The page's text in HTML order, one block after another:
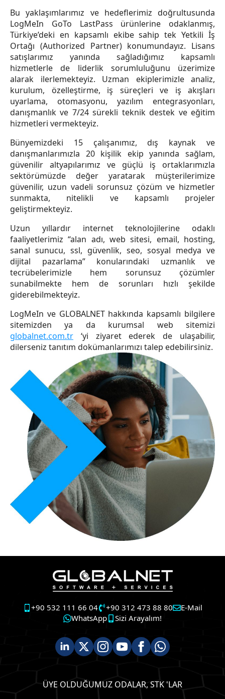
Bu yaklaşımlarımız ve hedeflerimiz doğrultusunda
LogMeIn GoTo LastPass ürünlerine odaklanmış,
Türkiye’deki en kapsamlı ekibe sahip tek Yetkili İş
Ortağı (Authorized Partner) konumundayız. Lisans
satışlarımız yanında sağladığımız kapsamlı
hizmetlerle de liderlik sorumluluğunu üzerimize
alarak ilerlemekteyiz. Uzman ekiplerimizle analiz,
kurulum, özelleştirme, iş süreçleri ve iş akışları
uyarlama, otomasyonu, yazılım entegrasyonları,
danışmanlık ve 7/24 sürekli teknik destek ve eğitim
hizmetleri vermekteyiz.
Bünyemizdeki 15 çalışanımız, dış kaynak ve
danışmanlarımızla 20 kişilik ekip yanında sağlam,
güvenilir altyapılarımız ve güçlü iş ortaklarımızla
sektörümüzde değer yaratarak müşterilerimize
güvenilir, uzun vadeli sorunsuz çözüm ve hizmetler
sunmakta, nitelikli ve kapsamlı projeler
geliştirmekteyiz.
Uzun yıllardır internet teknolojilerine odaklı
faaliyetlerimiz “alan adı, web sitesi, email, hosting,
sanal sunucu, ssl, güvenlik, seo, sosyal medya ve
dijital pazarlama” konularındaki uzmanlık ve
tecrübelerimizle hem sorunsuz çözümler
sunabilmekte hem de sorunları hızlı şekilde
giderebilmekteyiz.
LogMeIn ve GLOBALNET hakkında kapsamlı bilgilere
sitemizden ya da kurumsal web sitemizi
globalnet.com.tr ‘yi ziyaret ederek de ulaşabilir,
dilerseniz tanıtım dokümanlarımızı talep edebilirsiniz.
+90 532 111 66 04 +90 312 473 88 80
E-Mail
WhatsApp
Sizi Arayalım!
ÜYE OLDUĞUMUZ ODALAR, STK 'LAR